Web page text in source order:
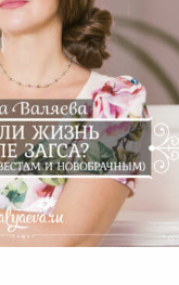
После Загса?
Невестам И